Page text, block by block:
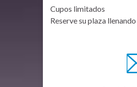
Cupos limitados
Reserve su plaza